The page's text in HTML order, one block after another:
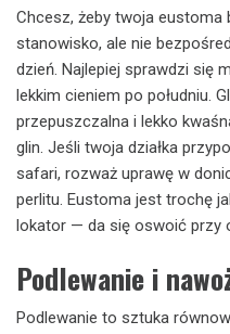
Chcesz, żeby twoja eustoma
stanowisko, ale nie
dzień. Najlepiej sprawdzi się
lekkim cieniem po południu.
przepuszczalna i lekko
glin. Jeśli twoja działka
safari, rozważ uprawę w
perlitu. Eustoma jest trochę
lokator — da się oswoić przy
Podlewanie i
Podlewanie to sztuka